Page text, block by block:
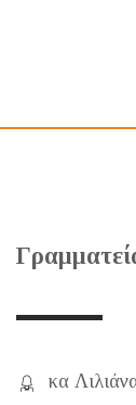
κα